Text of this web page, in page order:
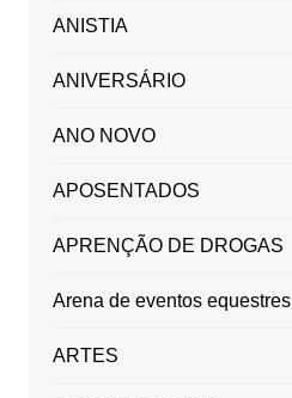
ANISTIA
ANIVERSÁRIO
ANO NOVO
APOSENTADOS
APRENÇÃO DE DROGAS
Arena de eventos
ARTES